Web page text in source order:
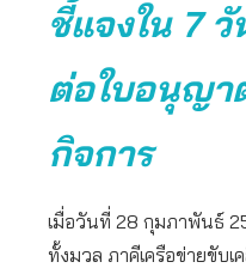
ชี้แจงใน 7
ต่อใบอนุญา
กิจการ
เมื่อวันที่ 28 กุมภาพันธ์
ทั้งมวล ภาคีเครือข่ายขับ